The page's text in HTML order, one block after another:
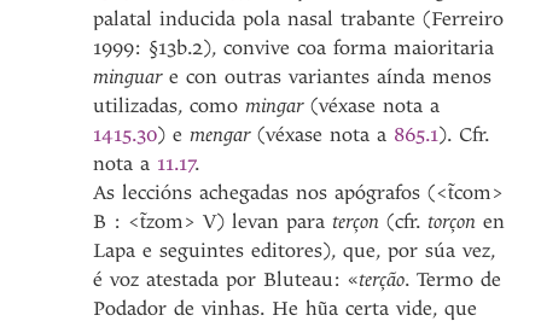
palatal inducida pola nasal trabante (Ferreiro
1999: §13b.2), convive coa forma maioritaria
minguare con outras variantes aínda menos
utilizadas, comomingar(véxase nota a
1415.30) emengar(véxase nota a 865.1). Cfr.
nota a 11.17.
As leccións achegadas nos apógrafos (<t̃com>
B : <t̃zom> V) levan paraterçon(cfr.torçonen
Lapa e seguintes editores), que, por súa vez,
é voz atestada por Bluteau: «terção. Termo de
Podador de vinhas. He hũa certa vide, que